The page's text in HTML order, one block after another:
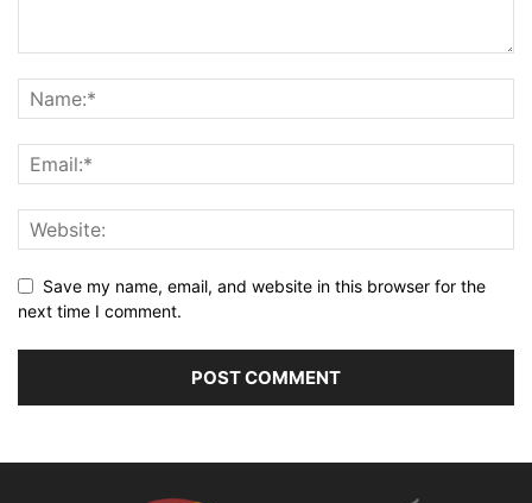
Save my name, email, and website in this browser for the
next time I comment.